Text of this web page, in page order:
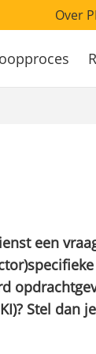
Over
een
Stel dan